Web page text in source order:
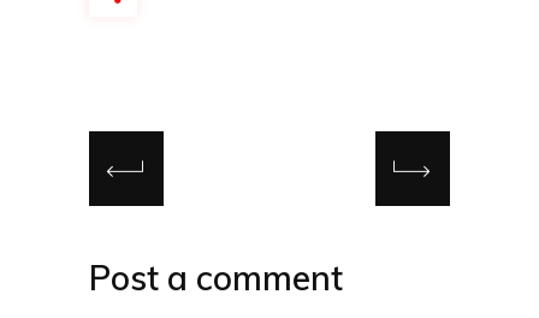
Post a comment